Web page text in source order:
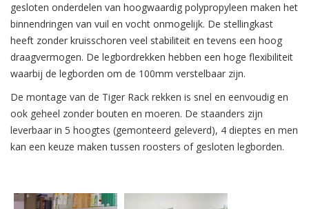
gesloten onderdelen van hoogwaardig polypropyleen maken het
binnendringen van vuil en vocht onmogelijk. De stellingkast
heeft zonder kruisschoren veel stabiliteit en tevens een hoog
draagvermogen. De legbordrekken hebben een hoge flexibiliteit
waarbij de legborden om de 100mm verstelbaar zijn.
De montage van de Tiger Rack rekken is snel en eenvoudig en
ook geheel zonder bouten en moeren. De staanders zijn
leverbaar in 5 hoogtes (gemonteerd geleverd), 4 dieptes en men
kan een keuze maken tussen roosters of gesloten legborden.